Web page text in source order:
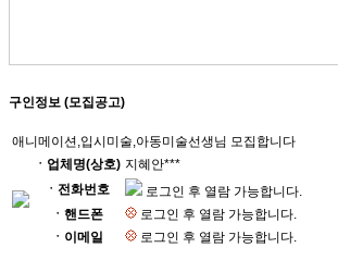
구인정보 (모집공고)
애니메이션,입시미술,아동미술선생님 모집합니다
ㆍ업체명(상호) 지혜안***
ㆍ전화번호
로그인 후 열람 가능합니다.
ㆍ핸드폰
로그인 후 열람 가능합니다.
ㆍ이메일
로그인 후 열람 가능합니다.